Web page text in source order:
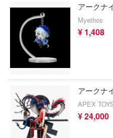
アークナ
Myethos
¥ 1,408
アークナ
APEX
¥ 24,000
賭
機
急 ミルキー☆サブウェイ
ティーハニー
テン翼
刃
GEARシリーズ
甲ガイバー